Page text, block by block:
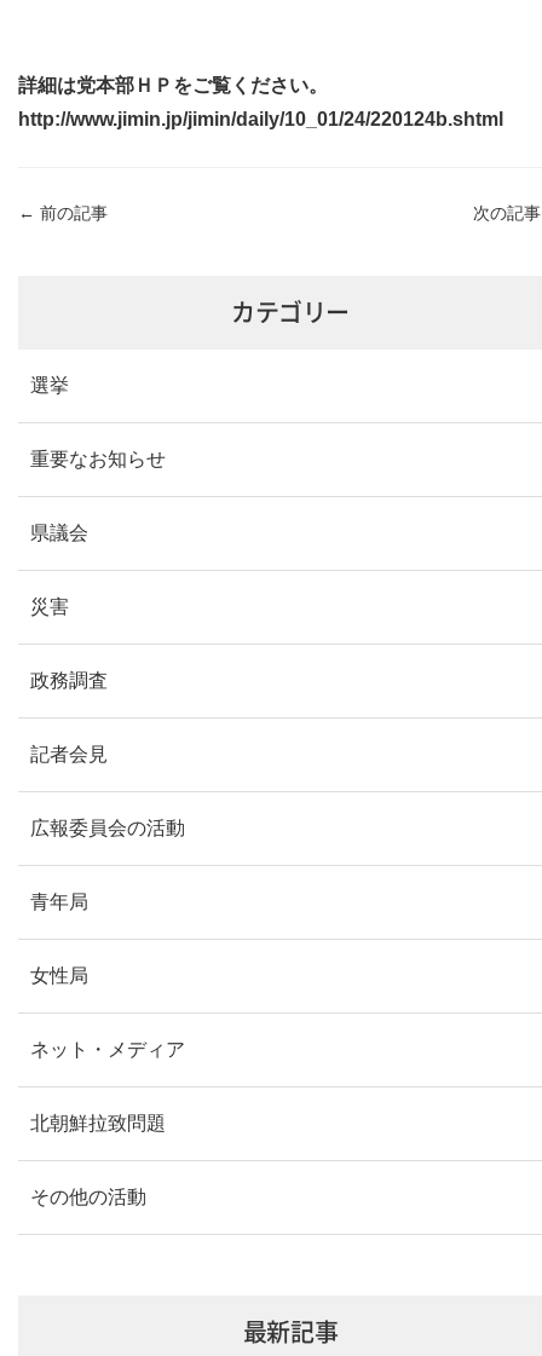
詳細は党本部ＨＰをご覧ください。
http://www.jimin.jp/jimin/daily/10_01/24/220124b.shtml
← 前の記事 次の記
カテゴリー
選挙
重要なお知らせ
県議会
災害
政務調査
記者会見
広報委員会の活動
青年局
女性局
ネット・メディア
北朝鮮拉致問題
その他の活動
最新記事